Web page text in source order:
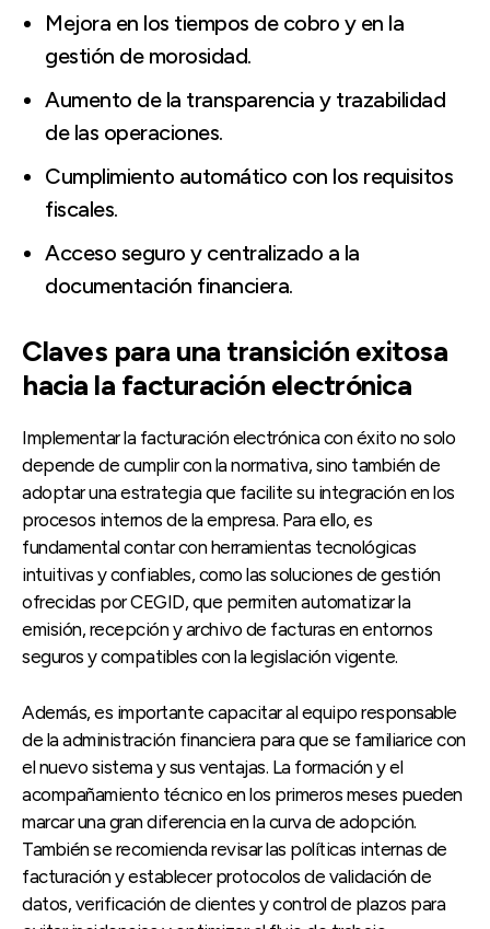
Mejora en los tiempos de cobro y en la
gestión de morosidad.
Aumento de la transparencia y trazabilidad
de las operaciones.
Cumplimiento automático con los requisitos
fiscales.
Acceso seguro y centralizado a la
documentación financiera.
Claves para una transición exitosa
hacia la facturación electrónica
Implementar la facturación electrónica con éxito no solo
depende de cumplir con la normativa, sino también de
adoptar una estrategia que facilite su integración en los
procesos internos de la empresa. Para ello, es
fundamental contar con herramientas tecnológicas
intuitivas y confiables, como las soluciones de gestión
ofrecidas por CEGID, que permiten automatizar la
emisión, recepción y archivo de facturas en entornos
seguros y compatibles con la legislación vigente.
Además, es importante capacitar al equipo responsable
de la administración financiera para que se familiarice con
el nuevo sistema y sus ventajas. La formación y el
acompañamiento técnico en los primeros meses pueden
marcar una gran diferencia en la curva de adopción.
También se recomienda revisar las políticas internas de
facturación y establecer protocolos de validación de
datos, verificación de clientes y control de plazos para